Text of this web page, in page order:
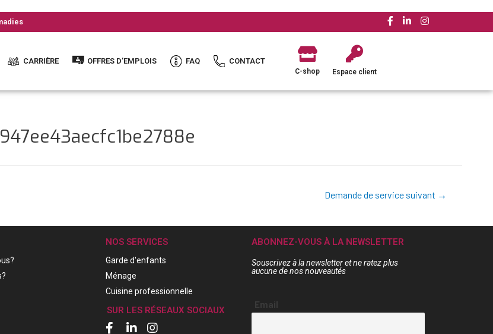
CARRIÈRE OFFRES D’EMPLOIS FAQ CONTACT
C-shop Espace client
Demande de service suivant →
NOS SERVICES
Garde d'enfants
Ménage
Cuisine professionnelle
SUR LES RÉSEAUX SOCIAUX
ABONNEZ-VOUS À LA NEWSLETTER
Souscrivez à la newsletter et ne ratez plus
aucune de nos nouveautés
Email